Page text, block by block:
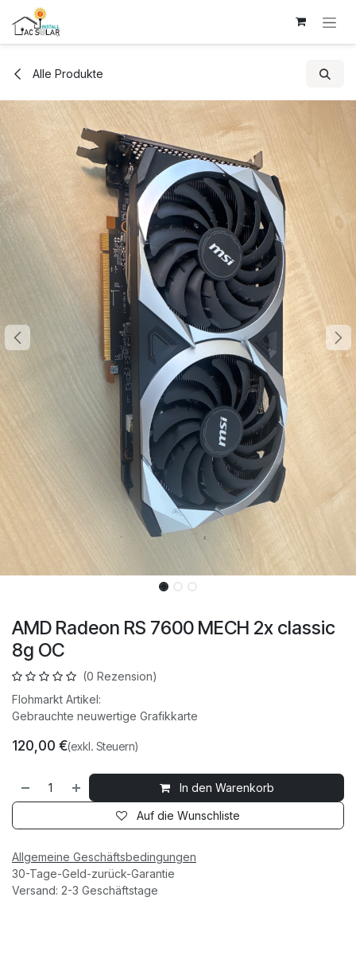
Zum Inhalt springen
Alle Produkte
AMD Radeon RS 7600 MECH 2x classic
8g OC
(0 Rezension)
Flohmarkt Artikel:
Gebrauchte neuwertige Grafikkarte
120,00 €(exkl. Steuern)
In den Warenkorb
Auf die Wunschliste
Allgemeine Geschäftsbedingungen
30-Tage-Geld-zurück-Garantie
Versand: 2-3 Geschäftstage